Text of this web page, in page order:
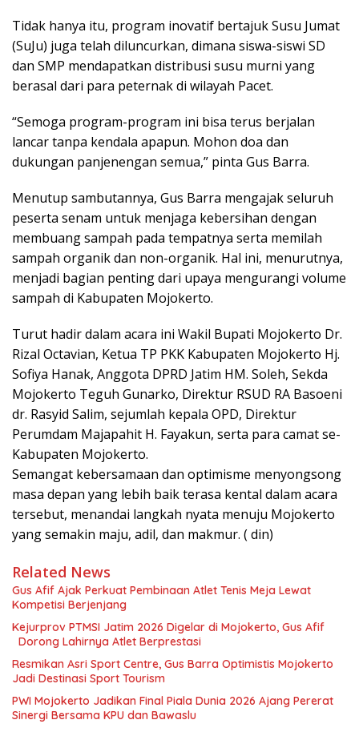
Tidak hanya itu, program inovatif bertajuk Susu Jumat
(SuJu) juga telah diluncurkan, dimana siswa-siswi SD
dan SMP mendapatkan distribusi susu murni yang
berasal dari para peternak di wilayah Pacet.
“Semoga program-program ini bisa terus berjalan
lancar tanpa kendala apapun. Mohon doa dan
dukungan panjenengan semua,” pinta Gus Barra.
Menutup sambutannya, Gus Barra mengajak seluruh
peserta senam untuk menjaga kebersihan dengan
membuang sampah pada tempatnya serta memilah
sampah organik dan non-organik. Hal ini, menurutnya,
menjadi bagian penting dari upaya mengurangi volume
sampah di Kabupaten Mojokerto.
Turut hadir dalam acara ini Wakil Bupati Mojokerto Dr.
Rizal Octavian, Ketua TP PKK Kabupaten Mojokerto Hj.
Sofiya Hanak, Anggota DPRD Jatim HM. Soleh, Sekda
Mojokerto Teguh Gunarko, Direktur RSUD RA Basoeni
dr. Rasyid Salim, sejumlah kepala OPD, Direktur
Perumdam Majapahit H. Fayakun, serta para camat se-
Kabupaten Mojokerto.
Semangat kebersamaan dan optimisme menyongsong
masa depan yang lebih baik terasa kental dalam acara
tersebut, menandai langkah nyata menuju Mojokerto
yang semakin maju, adil, dan makmur. ( din)
Related News
Gus Afif Ajak Perkuat Pembinaan Atlet Tenis Meja Lewat
Kompetisi Berjenjang
Kejurprov PTMSI Jatim 2026 Digelar di Mojokerto, Gus Afif
Dorong Lahirnya Atlet Berprestasi
Resmikan Asri Sport Centre, Gus Barra Optimistis Mojokerto
Jadi Destinasi Sport Tourism
PWI Mojokerto Jadikan Final Piala Dunia 2026 Ajang Pererat
Sinergi Bersama KPU dan Bawaslu